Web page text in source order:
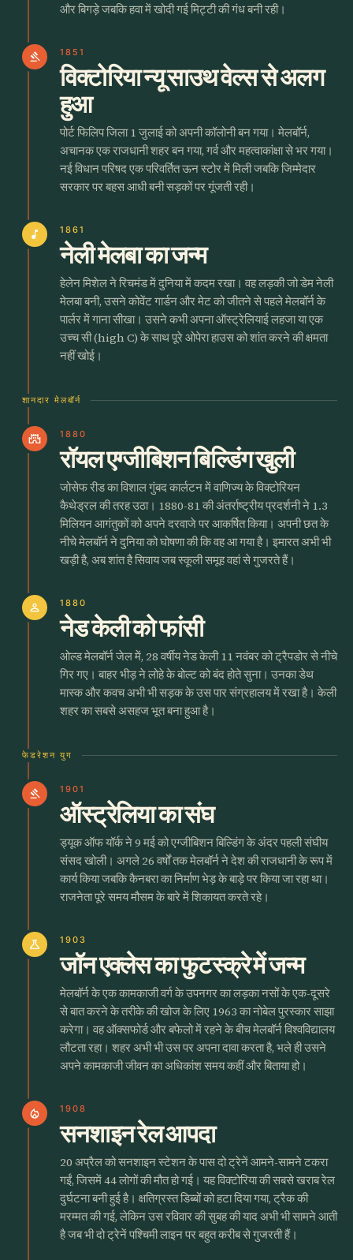
और बिगड़े जबकि हवा में खोदी गई मिट्टी की गंध बनी रही।
gavel 1851
विक्टोरिया न्यू साउथ वेल्स से अलग
हुआ
पोर्ट फिलिप जिला 1 जुलाई को अपनी कॉलोनी बन गया। मेलबॉर्न,
अचानक एक राजधानी शहर बन गया, गर्व और महत्वाकांक्षा से भर गया।
नई विधान परिषद एक परिवर्तित ऊन स्टोर में मिली जबकि जिम्मेदार
सरकार पर बहस आधी बनी सड़कों पर गूंजती रही।
music_note 1861
नेली मेलबा का जन्म
हेलेन मिशेल ने रिचमंड में दुनिया में कदम रखा। वह लड़की जो डेम नेली
मेलबा बनी, उसने कोवेंट गार्डन और मेट को जीतने से पहले मेलबॉर्न के
पार्लर में गाना सीखा। उसने कभी अपना ऑस्ट्रेलियाई लहजा या एक
उच्च सी (high C) के साथ पूरे ओपेरा हाउस को शांत करने की क्षमता
नहीं खोई।
शानदार मेलबॉर्न
castle 1880
रॉयल एग्जीबिशन बिल्डिंग खुली
जोसेफ रीड का विशाल गुंबद कार्लटन में वाणिज्य के विक्टोरियन
कैथेड्रल की तरह उठा। 1880-81 की अंतर्राष्ट्रीय प्रदर्शनी ने 1.3
मिलियन आगंतुकों को अपने दरवाजे पर आकर्षित किया। अपनी छत के
नीचे मेलबॉर्न ने दुनिया को घोषणा की कि वह आ गया है। इमारत अभी भी
खड़ी है, अब शांत है सिवाय जब स्कूली समूह वहां से गुजरते हैं।
person 1880
नेड केली को फांसी
ओल्ड मेलबॉर्न जेल में, 28 वर्षीय नेड केली 11 नवंबर को ट्रैपडोर से नीचे
गिर गए। बाहर भीड़ ने लोहे के बोल्ट को बंद होते सुना। उनका डेथ
मास्क और कवच अभी भी सड़क के उस पार संग्रहालय में रखा है। केली
शहर का सबसे असहज भूत बना हुआ है।
फेडरेशन युग
gavel 1901
ऑस्ट्रेलिया का संघ
ड्यूक ऑफ यॉर्क ने 9 मई को एग्जीबिशन बिल्डिंग के अंदर पहली संघीय
संसद खोली। अगले 26 वर्षों तक मेलबॉर्न ने देश की राजधानी के रूप में
कार्य किया जबकि कैनबरा का निर्माण भेड़ के बाड़े पर किया जा रहा था।
राजनेता पूरे समय मौसम के बारे में शिकायत करते रहे।
science 1903
जॉन एक्लेस का फुटस्क्रे में जन्म
मेलबॉर्न के एक कामकाजी वर्ग के उपनगर का लड़का नसों के एक-दूसरे
से बात करने के तरीके की खोज के लिए 1963 का नोबेल पुरस्कार साझा
करेगा। वह ऑक्सफोर्ड और बफेलो में रहने के बीच मेलबॉर्न विश्वविद्यालय
लौटता रहा। शहर अभी भी उस पर अपना दावा करता है, भले ही उसने
अपने कामकाजी जीवन का अधिकांश समय कहीं और बिताया हो।
local_fire_department 1908
सनशाइन रेल आपदा
20 अप्रैल को सनशाइन स्टेशन के पास दो ट्रेनें आमने-सामने टकरा
गईं, जिसमें 44 लोगों की मौत हो गई। यह विक्टोरिया की सबसे खराब रेल
दुर्घटना बनी हुई है। क्षतिग्रस्त डिब्बों को हटा दिया गया, ट्रैक की
मरम्मत की गई, लेकिन उस रविवार की सुबह की याद अभी भी सामने आती
है जब भी दो ट्रेनें पश्चिमी लाइन पर बहुत करीब से गुजरती हैं।